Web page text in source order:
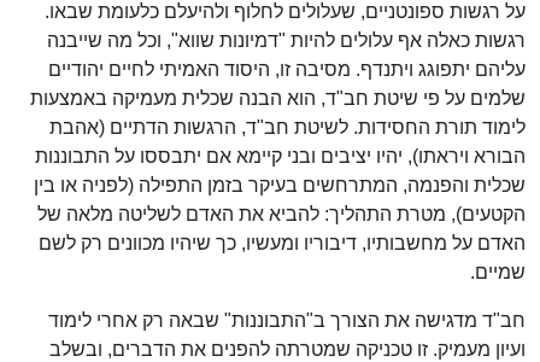
על רגשות ספונטניים, שעלולים לחלוף ולהיעלם כלעומת שבאו.
רגשות כאלה אף עלולים להיות "דמיונות שווא", וכל מה שייבנה
עליהם יתפוגג ויתנדף. מסיבה זו, היסוד האמיתי לחיים יהודיים
שלמים על פי שיטת חב"ד, הוא הבנה שכלית מעמיקה באמצעות
לימוד תורת החסידות. לשיטת חב"ד, הרגשות הדתיים (אהבת
הבורא ויראתו), יהיו יציבים ובני קיימא אם יתבססו על התבוננות
שכלית והפנמה, המתרחשים בעיקר בזמן התפילה (לפניה או בין
הקטעים), מטרת התהליך: להביא את האדם לשליטה מלאה של
האדם על מחשבותיו, דיבוריו ומעשיו, כך שיהיו מכוונים רק לשם
שמיים.
חב"ד מדגישה את הצורך ב"התבוננות" שבאה רק אחרי לימוד
ועיון מעמיק. זו טכניקה שמטרתה להפנים את הדברים, ובשלב